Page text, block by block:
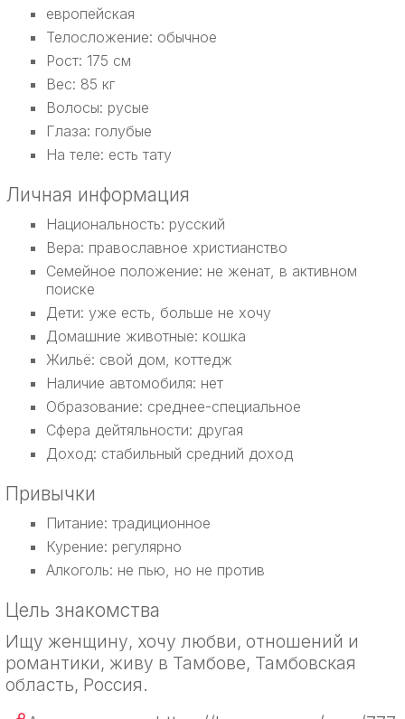
европейская
Телосложение: обычное
Рост: 175 см
Вес: 85 кг
Волосы: русые
Глаза: голубые
На теле: есть тату
Личная информация
Национальность: русский
Вера: православное христианство
Семейное положение: не женат, в активном
поиске
Дети: уже есть, больше не хочу
Домашние животные: кошка
Жильё: свой дом, коттедж
Наличие автомобиля: нет
Образование: среднее-специальное
Сфера дейтяльности: другая
Доход: стабильный средний доход
Привычки
Питание: традиционное
Курение: регулярно
Алкоголь: не пью, но не против
Цель знакомства
Ищу женщину, хочу любви, отношений и
романтики, живу в Тамбове, Тамбовская
область, Россия.